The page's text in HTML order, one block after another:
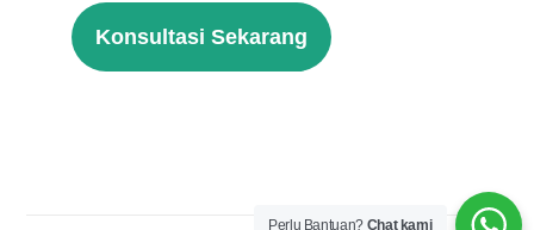
Konsultasi Sekarang
Perlu Bantuan? Chat kami